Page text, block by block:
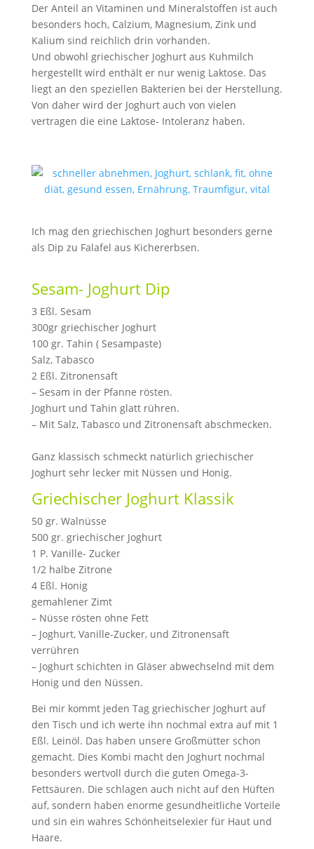
Der Anteil an Vitaminen und Mineralstoffen ist auch
besonders hoch, Calzium, Magnesium, Zink und
Kalium sind reichlich drin vorhanden.⠀
Und obwohl griechischer Joghurt aus Kuhmilch
hergestellt wird enthält er nur wenig Laktose. Das
liegt an den speziellen Bakterien bei der Herstellung.
Von daher wird der Joghurt auch von vielen
vertragen die eine Laktose- Intoleranz haben.
Ich mag den griechischen Joghurt besonders gerne
als Dip zu Falafel aus Kichererbsen.
Sesam- Joghurt Dip⠀
3 Eßl. Sesam⠀
300gr griechischer Joghurt⠀
100 gr. Tahin ( Sesampaste) ⠀
Salz, Tabasco⠀
2 Eßl. Zitronensaft⠀
– Sesam in der Pfanne rösten.⠀
Joghurt und Tahin glatt rühren.⠀
– Mit Salz, Tabasco und Zitronensaft abschmecken.⠀
Ganz klassisch schmeckt natürlich griechischer
Joghurt sehr lecker mit Nüssen und Honig.
Griechischer Joghurt Klassik
50 gr. Walnüsse⠀
500 gr. griechischer Joghurt⠀
1 P. Vanille- Zucker⠀
1/2 halbe Zitrone⠀
4 Eßl. Honig⠀
gemahlener Zimt⠀
– Nüsse rösten ohne Fett⠀
– Joghurt, Vanille-Zucker, und Zitronensaft
verrühren⠀
– Joghurt schichten in Gläser abwechselnd mit dem
Honig und den Nüssen.
Bei mir kommt jeden Tag griechischer Joghurt auf
den Tisch und ich werte ihn nochmal extra auf mit 1
Eßl. Leinöl. Das haben unsere Großmütter schon
gemacht. Dies Kombi macht den Joghurt nochmal
besonders wertvoll durch die guten Omega-3-
Fettsäuren. Die schlagen auch nicht auf den Hüften
auf, sondern haben enorme gesundheitliche Vorteile
und sin ein wahres Schönheitselexier für Haut und
Haare.